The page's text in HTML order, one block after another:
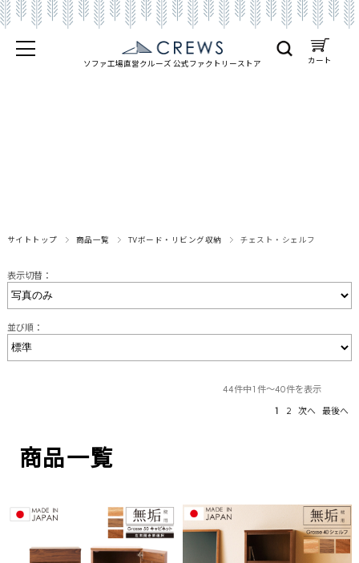
ソファ工場直営クルーズ 公式ファクトリーストア カート
サイトトップ 商品一覧 TVボード・リビング収納 チェスト・シェルフ
表示切替：
並び順：
44件中1件～40件を表示
1 2 次へ 最後へ
商品一覧